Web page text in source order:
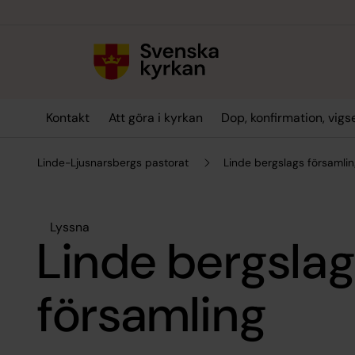
Kontakt Att göra i kyrkan Dop, konfirmation,
Linde-Ljusnarsbergs pastorat Linde bergslags
Lyssna
Linde
församling